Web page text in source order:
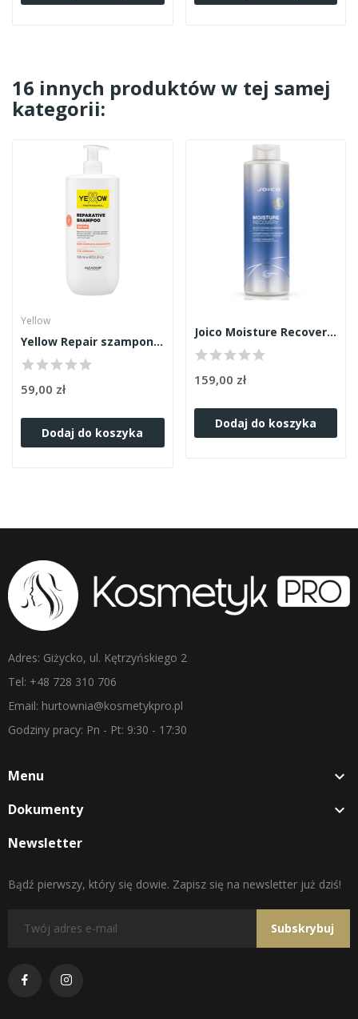
16 innych produktów w tej samej
kategorii:
Yellow
Yellow Repair szampon 1000ml NEW
59,00 zł
Dodaj do koszyka
Joico Moisture Recovery szampon 1000ml
159,00 zł
Dodaj do koszyka
Adres: Giżycko, ul. Kętrzyńskiego 2
Tel: +48 728 310 706
Email: hurtownia@kosmetykpro.pl
Godziny pracy: Pn - Pt: 9:30 - 17:30
Menu 
Dokumenty 
Newsletter
Bądź pierwszy, który się dowie. Zapisz się na newsletter już dziś!
Subskrybuj